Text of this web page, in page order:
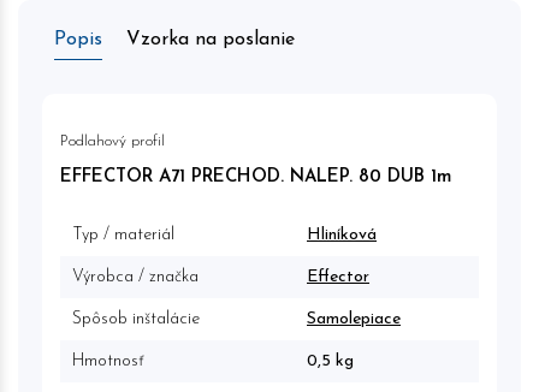
Popis Vzorka na poslanie
Podlahový profil
EFFECTOR A71 PRECHOD. NALEP. 80 DUB 1m
Typ / materiál Hliníková
Výrobca / značka Effector
Spôsob inštalácie Samolepiace
Hmotnosť 0,5 kg